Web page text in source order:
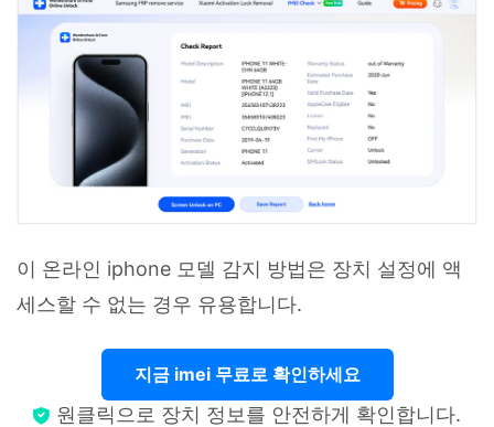
이 온라인 iphone 모델 감지 방법은 장치 설정에 액
세스할 수 없는 경우 유용합니다.
지금 imei 무료로 확인하세요
원클릭으로 장치 정보를 안전하게 확인합니다.